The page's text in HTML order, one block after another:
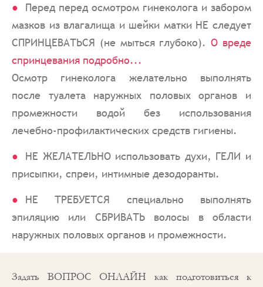
Перед перед осмотром гинеколога и забором
мазков из влагалища и шейки матки НЕ следует
СПРИНЦЕВАТЬСЯ (не мыться глубоко).О вреде
спринцевания подробно...
Осмотр гинеколога желательно выполнять
после туалета наружных половых органов и
промежности водой без использования
лечебно-профилактических средств гигиены.
НЕ ЖЕЛАТЕЛЬНО использовать духи, ГЕЛИ и
присыпки, спреи, интимные дезодоранты.
НЕ ТРЕБУЕТСЯ специально выполнять
эпиляцию или СБРИВАТЬ волосы в области
наружных половых органов и промежности.
Задать ВОПРОС ОНЛАЙН как подготовиться к